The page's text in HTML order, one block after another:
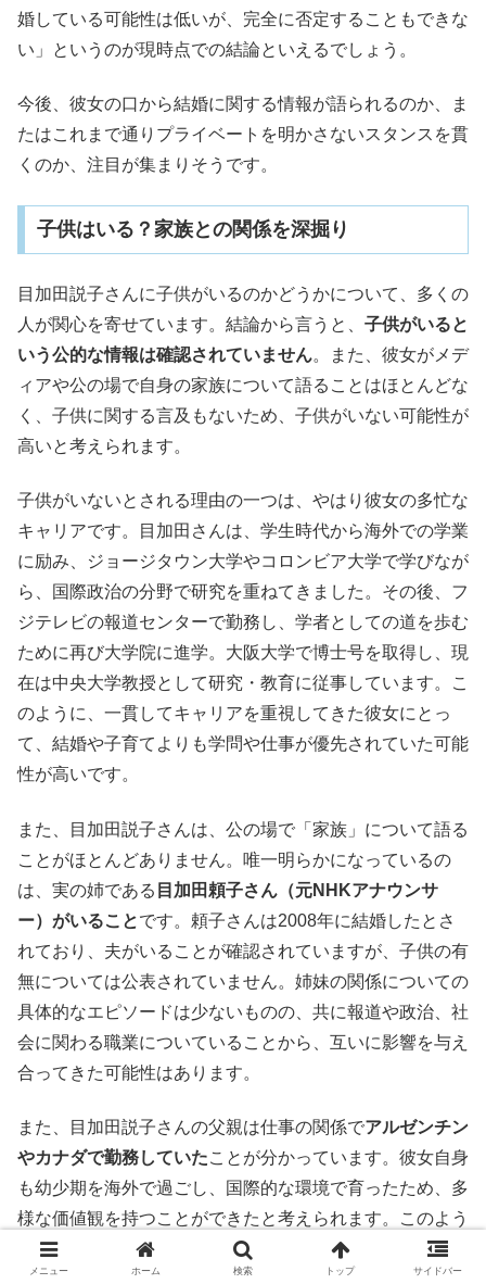
婚している可能性は低いが、完全に否定することもできな
い」というのが現時点での結論といえるでしょう。
今後、彼女の口から結婚に関する情報が語られるのか、ま
たはこれまで通りプライベートを明かさないスタンスを貫
くのか、注目が集まりそうです。
子供はいる？家族との関係を深掘り
目加田説子さんに子供がいるのかどうかについて、多くの
人が関心を寄せています。結論から言うと、 子供がいると
いう公的な情報は確認されていません。また、彼女がメデ
ィアや公の場で自身の家族について語ることはほとんどな
く、子供に関する言及もないため、子供がいない可能性が
高いと考えられます。
子供がいないとされる理由の一つは、やはり彼女の多忙な
キャリアです。目加田さんは、学生時代から海外での学業
に励み、ジョージタウン大学やコロンビア大学で学びなが
ら、国際政治の分野で研究を重ねてきました。その後、フ
ジテレビの報道センターで勤務し、学者としての道を歩む
ために再び大学院に進学。大阪大学で博士号を取得し、現
在は中央大学教授として研究・教育に従事しています。こ
のように、一貫してキャリアを重視してきた彼女にとっ
て、結婚や子育てよりも学問や仕事が優先されていた可能
性が高いです。
また、目加田説子さんは、公の場で「家族」について語る
ことがほとんどありません。唯一明らかになっているの
は、実の姉である 目加田頼子さん（元NHKアナウンサ
ー）がいることです。頼子さんは2008年に結婚したとさ
れており、夫がいることが確認されていますが、子供の有
無については公表されていません。姉妹の関係についての
具体的なエピソードは少ないものの、共に報道や政治、社
会に関わる職業についていることから、互いに影響を与え
合ってきた可能性はあります。
また、目加田説子さんの父親は仕事の関係でアルゼンチン
やカナダで勤務していたことが分かっています。彼女自身
も幼少期を海外で過ごし、国際的な環境で育ったため、多
様な価値観を持つことができたと考えられます。このよう
な生い立ちが、彼女の人生観やキャリア選択にも影響を与
えたのかもしれません。
メニュー ホーム 検索 トップ サイドバー